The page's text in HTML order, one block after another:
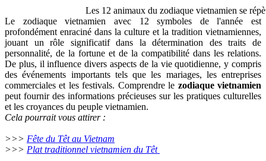
Les 12 animaux du zodiaque vietnamien se
Le zodiaque vietnamien avec 12 symboles de l'année est
profondément enraciné dans la culture et la tradition vietnamiennes,
jouant un rôle significatif dans la détermination des traits de
personnalité, de la fortune et de la compatibilité dans les relations.
De plus, il influence divers aspects de la vie quotidienne, y compris
des événements importants tels que les mariages, les entreprises
commerciales et les festivals. Comprendre le zodiaque vietnamien
peut fournir des informations précieuses sur les pratiques culturelles
et les croyances du peuple vietnamien.
Cela pourrait vous attirer :
>>> Fête du Têt au Vietnam
>>> Plat traditionnel vietnamien du Têt